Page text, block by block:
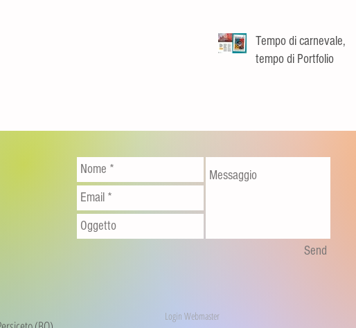
Tempo di carnevale,
tempo di Portfolio
Send
Login Webmaster